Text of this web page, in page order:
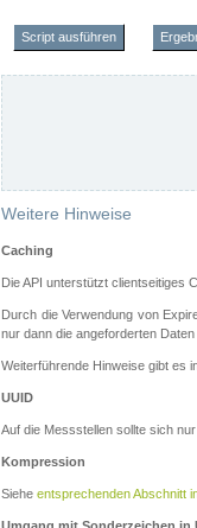
Script ausführen
Weitere Hinweise
Caching
Die API unterstützt clientseitiges
Durch die Verwendung von
nur dann die angeforderten
Weiterführende Hinweise gibt es
UUID
Auf die Messstellen sollte sich
Kompression
Siehe entsprechenden Abschnitt